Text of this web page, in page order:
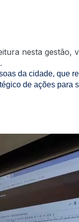
nesta
da cidade, que
de ações para